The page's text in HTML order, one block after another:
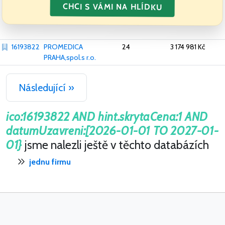
CHCI S VÁMI NA HLÍDKU
16193822 PROMEDICA
PRAHA,spol.s r.o.
24 3 174 981 Kč
Následující »
ico:16193822 AND hint.skrytaCena:1 AND
datumUzavreni:[2026-01-01 TO 2027-01-
01}jsme nalezli ještě v těchto databázích
jednu firmu